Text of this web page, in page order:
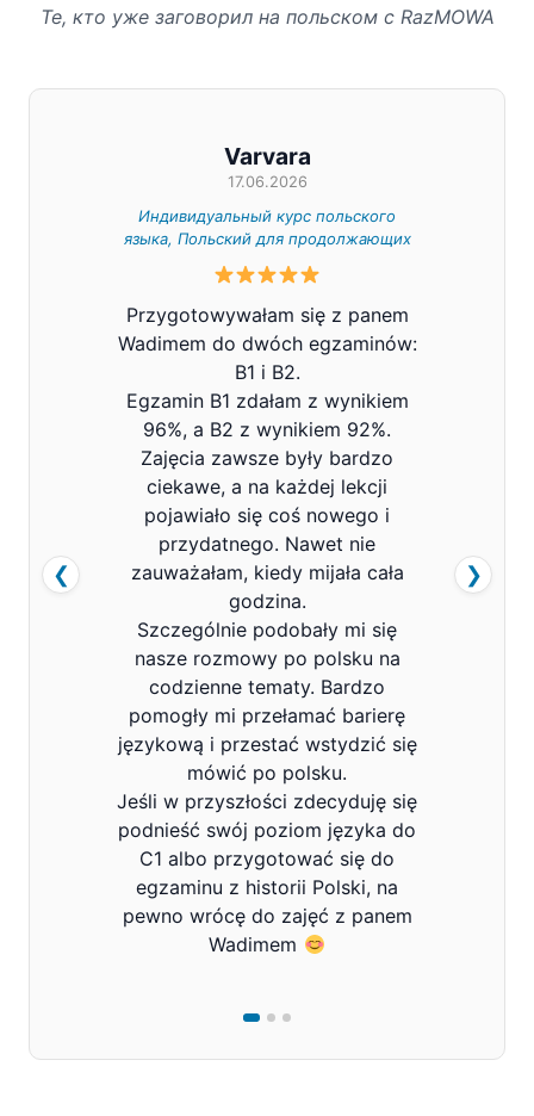
Те, кто уже заговорил на польском с RazMOWA
Varvara
17.06.2026
Индивидуальный курс польского
языка, Польский для продолжающих
Przygotowywałam się z panem
Wadimem do dwóch egzaminów:
B1 i B2.
Egzamin B1 zdałam z wynikiem
96%, a B2 z wynikiem 92%.
Zajęcia zawsze były bardzo
ciekawe, a na każdej lekcji
pojawiało się coś nowego i
przydatnego. Nawet nie
zauważałam, kiedy mijała cała
godzina.
Szczególnie podobały mi się
nasze rozmowy po polsku na
codzienne tematy. Bardzo
pomogły mi przełamać barierę
językową i przestać wstydzić się
mówić po polsku.
Jeśli w przyszłości zdecyduję się
podnieść swój poziom języka do
C1 albo przygotować się do
egzaminu z historii Polski, na
pewno wrócę do zajęć z panem
Wadimem
❮ ❯